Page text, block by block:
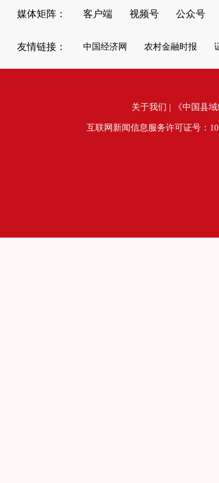
媒体矩阵： 客户端 视频号 公众号
友情链接： 中国经济网 农村金融时报
关于我们 | 《中国县
互联网新闻信息服务许可证号：